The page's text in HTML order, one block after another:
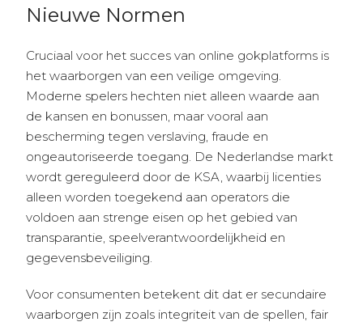
Nieuwe Normen
Cruciaal voor het succes van online gokplatforms is
het waarborgen van een veilige omgeving.
Moderne spelers hechten niet alleen waarde aan
de kansen en bonussen, maar vooral aan
bescherming tegen verslaving, fraude en
ongeautoriseerde toegang. De Nederlandse markt
wordt gereguleerd door de KSA, waarbij licenties
alleen worden toegekend aan operators die
voldoen aan strenge eisen op het gebied van
transparantie, speelverantwoordelijkheid en
gegevensbeveiliging.
Voor consumenten betekent dit dat er secundaire
waarborgen zijn zoals integriteit van de spellen, fair